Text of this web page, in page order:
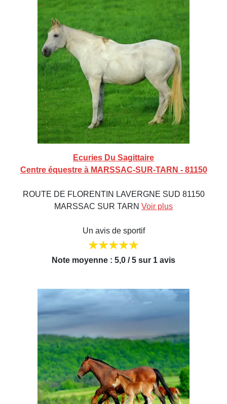
Ecuries Du Sagittaire
Centre équestre à MARSSAC-SUR-TARN - 81150
ROUTE DE FLORENTIN LAVERGNE SUD 81150
MARSSAC SUR TARN Voir plus
Un avis de sportif
Note moyenne : 5,0 / 5 sur 1 avis